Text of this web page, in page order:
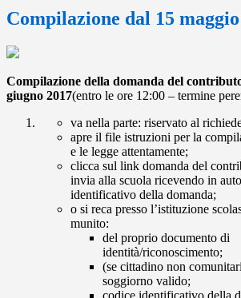
Compilazione dal 15 maggio
Compilazione della domanda del
giugno 2017(entro le ore 12:00 – termine
va nella parte: riservato al
apre il file istruzioni per la
e le legge attentamente;
clicca sul link domanda del
invia alla scuola ricevendo in
identificativo della domanda;
o si reca presso l’istituzione
munito:
del proprio documento di
identità/riconoscimento;
(se cittadino non
soggiorno valido;